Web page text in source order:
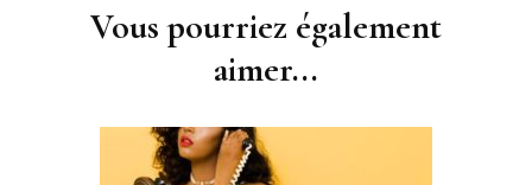
Vous pourriez également
aimer...